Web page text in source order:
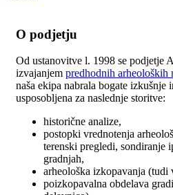
O podjetju
Od ustanovitve l. 1998 se podjetje
izvajanjem predhodnih arheoloških
naša ekipa nabrala bogate izkušnje
usposobljena za naslednje storitve:
historične analize,
postopki vrednotenja
terenski pregledi, sondiranje
gradnjah,
arheološka izkopavanja
poizkopavalna obdelava